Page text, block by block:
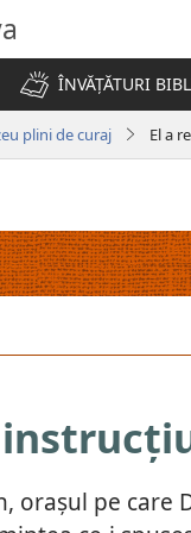
ÎNVĂȚĂTURI
plini de curaj El a
orașul pe care